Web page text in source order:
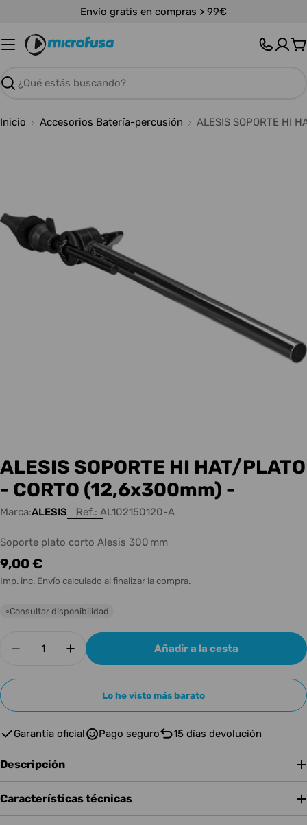
contenido
Envío gratis en compras > 99€
Buscar
Inicio Accesorios Batería-percusión ALESIS SOPORTE HI
ALESIS SOPORTE HI HAT/PLATO
- CORTO (12,6x300mm) -
Marca:ALESIS Ref.: AL102150120-A
Soporte plato corto Alesis 300 mm
Precio
habitual
9,00 €
Imp. inc. Envío calculado al finalizar la compra.
○Consultar disponibilidad
Disminuir cantidad para ALESIS SOPORTE HI
Aumentar cantidad para ALESIS
Añadir a la cesta
Lo he visto más barato
Garantía oficial Pago seguro 15 días devolución
Descripción
Características técnicas